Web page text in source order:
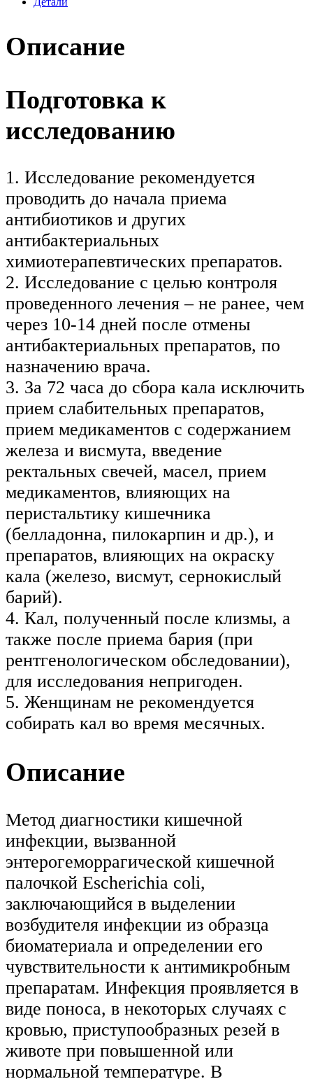
Описание
Подготовка к
исследованию
1. Исследование рекомендуется
проводить до начала приема
антибиотиков и других
антибактериальных
химиотерапевтических препаратов.
2. Исследование с целью контроля
проведенного лечения – не ранее, чем
через 10-14 дней после отмены
антибактериальных препаратов, по
назначению врача.
3. За 72 часа до сбора кала исключить
прием слабительных препаратов,
прием медикаментов с содержанием
железа и висмута, введение
ректальных свечей, масел, прием
медикаментов, влияющих на
перистальтику кишечника
(белладонна, пилокарпин и др.), и
препаратов, влияющих на окраску
кала (железо, висмут, сернокислый
барий).
4. Кал, полученный после клизмы, а
также после приема бария (при
рентгенологическом обследовании),
для исследования непригоден.
5. Женщинам не рекомендуется
собирать кал во время месячных.
Описание
Метод диагностики кишечной
инфекции, вызванной
энтерогеморрагической кишечной
палочкой Escherichia coli,
заключающийся в выделении
возбудителя инфекции из образца
биоматериала и определении его
чувствительности к антимикробным
препаратам. Инфекция проявляется в
виде поноса, в некоторых случаях с
кровью, приступообразных резей в
животе при повышенной или
нормальной температуре. В